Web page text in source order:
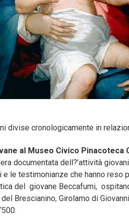
divise cronologicamente in
al Museo Civico Pinacoteca
documentata dell?’attività
e le testimonianze che hanno
del giovane Beccafumi,
Brescianino, Girolamo di